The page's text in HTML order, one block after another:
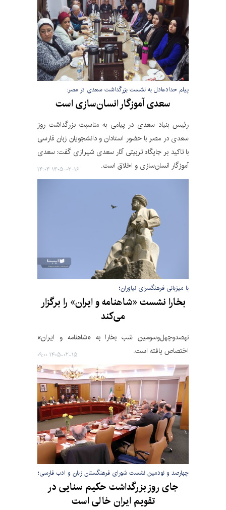
پیام حدادعادل به نشست بزرگداشت سعدی در مصر:
سعدی آموزگار انسان‌سازی است
رئیس بنیاد سعدی در پیامی به مناسبت بزرگداشت روز
سعدی در مصر با حضور استادان و دانشجویان زبان فارسی
با تاکید بر جایگاه تربیتی آثار سعدی شیرازی گفت: سعدی
آموزگار انسان‌سازی و اخلاق است.
۱۴۰۵-۰۲-۱۶ ۱۴:۰۴
با میزبانی فرهنگسرای نیاوران؛
بخارا نشست «شاهنامه و ایران» را برگزار
می‌کند
نهصدوچهل‌وسومین شب بخارا به «شاهنامه و ایران»‌
اختصاص یافته است.
۱۴۰۵-۰۲-۱۵ ۰۹:۰۰
چهارصد و نودمین نشست شورای فرهنگستان زبان و ادب فارسی؛
جای روز بزرگداشت حکیم سنایی در
تقویم ایران خالی است